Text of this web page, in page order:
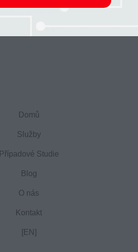
Domů
Služby
Případové Studie
Blog
O nás
Kontakt
[EN]